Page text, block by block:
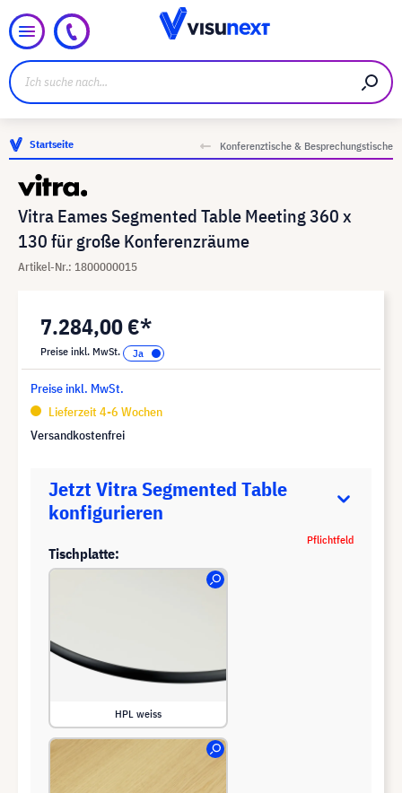
Startseite Konferenztische & Besprechungstische
Vitra Eames Segmented Table Meeting 360 x
130 für große Konferenzräume
Artikel-Nr.: 1800000015
7.284,00 €*
Preise inkl. MwSt.
Preise inkl. MwSt.
Lieferzeit 4-6 Wochen
Versandkostenfrei
Jetzt Vitra Segmented Table
konfigurieren
Tischplatte:
HPL weiss
Pflichtfeld